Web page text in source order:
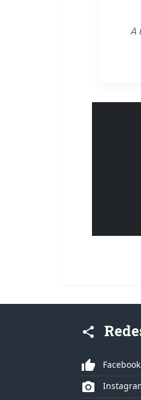
A
share
thumb_up Facebook
photo_camera